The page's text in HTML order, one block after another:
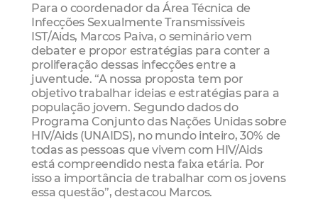
Para o coordenador da Área Técnica de
Infecções Sexualmente Transmissíveis
IST/Aids, Marcos Paiva, o seminário vem
debater e propor estratégias para conter a
proliferação dessas infecções entre a
juventude. “A nossa proposta tem por
objetivo trabalhar ideias e estratégias para a
população jovem. Segundo dados do
Programa Conjunto das Nações Unidas sobre
HIV/Aids (UNAIDS), no mundo inteiro, 30% de
todas as pessoas que vivem com HIV/Aids
está compreendido nesta faixa etária. Por
isso a importância de trabalhar com os jovens
essa questão”, destacou Marcos.